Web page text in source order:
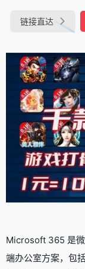
链接直达
Microsoft 365 是
端办公室方案，包